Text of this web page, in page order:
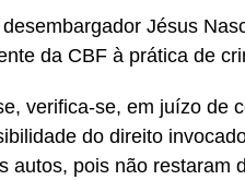
Jésus
da CBF à prática de
verifica-se, em juízo de
do direito
autos, pois não restaram